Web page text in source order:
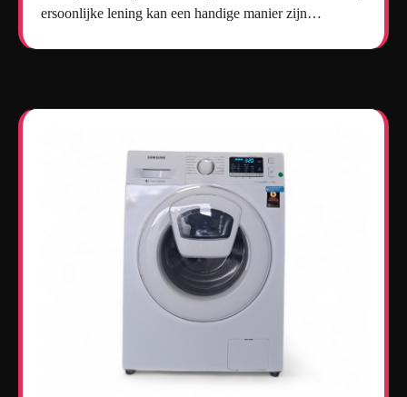
ersoonlijke lening kan een handige manier zijn…